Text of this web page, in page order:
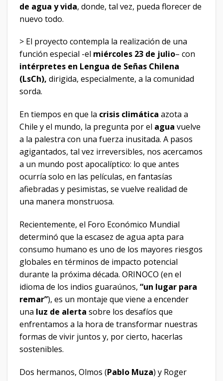
de agua y vida, donde, tal vez, pueda florecer de
nuevo todo.
> El proyecto contempla la realización de una
función especial -el miércoles 23 de julio– con
intérpretes en Lengua de Señas Chilena
(LsCh), dirigida, especialmente, a la comunidad
sorda.
En tiempos en que la crisis climática azota a
Chile y el mundo, la pregunta por el agua vuelve
a la palestra con una fuerza inusitada. A pasos
agigantados, tal vez irreversibles, nos acercamos
a un mundo post apocalíptico: lo que antes
ocurría solo en las películas, en fantasías
afiebradas y pesimistas, se vuelve realidad de
una manera monstruosa.
Recientemente, el Foro Económico Mundial
determinó que la escasez de agua apta para
consumo humano es uno de los mayores riesgos
globales en términos de impacto potencial
durante la próxima década. ORINOCO (en el
idioma de los indios guaraúnos, “un lugar para
remar”), es un montaje que viene a encender
una luz de alerta sobre los desafíos que
enfrentamos a la hora de transformar nuestras
formas de vivir juntos y, por cierto, hacerlas
sostenibles.
Dos hermanos, Olmos (Pablo Muza) y Roger